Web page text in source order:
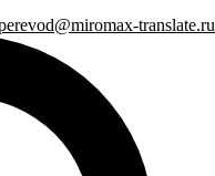
translate.ru